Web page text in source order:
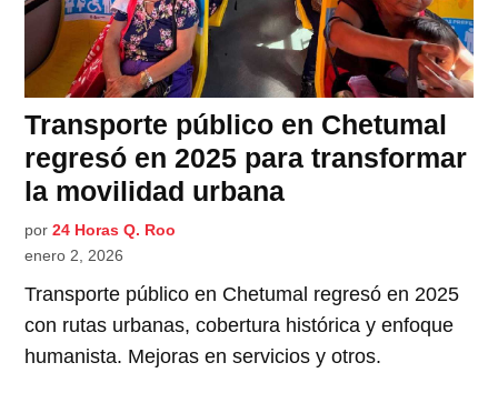
Transporte público en Chetumal
regresó en 2025 para transformar
la movilidad urbana
por 24 Horas Q. Roo
enero 2, 2026
Transporte público en Chetumal regresó en 2025
con rutas urbanas, cobertura histórica y enfoque
humanista. Mejoras en servicios y otros.